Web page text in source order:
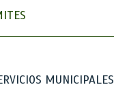
MUNICIPALES